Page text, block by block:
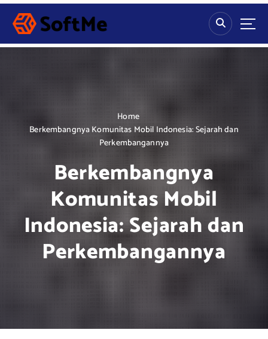
S
p
Home
Berkembangnya Komunitas Mobil Indonesia: Sejarah dan
Perkembangannya
Berkembangnya
Komunitas Mobil
Indonesia: Sejarah dan
Perkembangannya